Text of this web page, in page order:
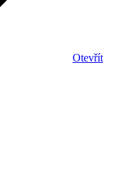
Otevřít